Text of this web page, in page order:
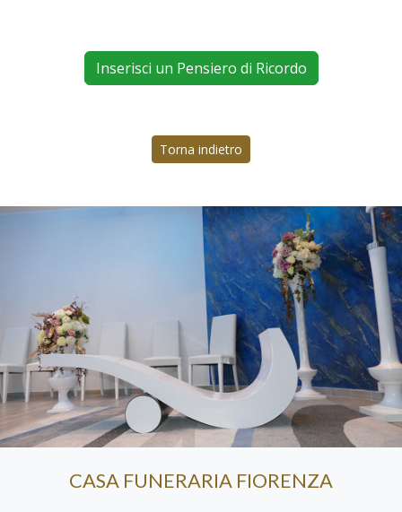
Inserisci un Pensiero di Ricordo
Torna indietro
CASA FUNERARIA FIORENZA